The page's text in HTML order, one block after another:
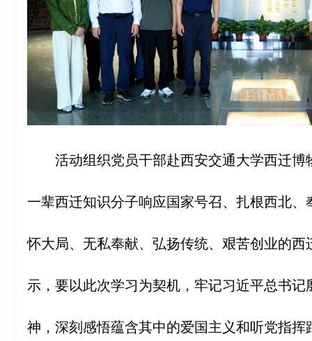
活动组织党员干部赴西安交通大学西迁
一辈西迁知识分子响应国家号召、扎根西北
怀大局、无私奉献、弘扬传统、艰苦创业的
示，要以此次学习为契机，牢记习近平总书
神，深刻感悟蕴含其中的爱国主义和听党指